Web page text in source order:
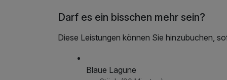
Darf es ein bisschen mehr sein?
Diese Leistungen können Sie hinzubuchen,
Blaue Lagune